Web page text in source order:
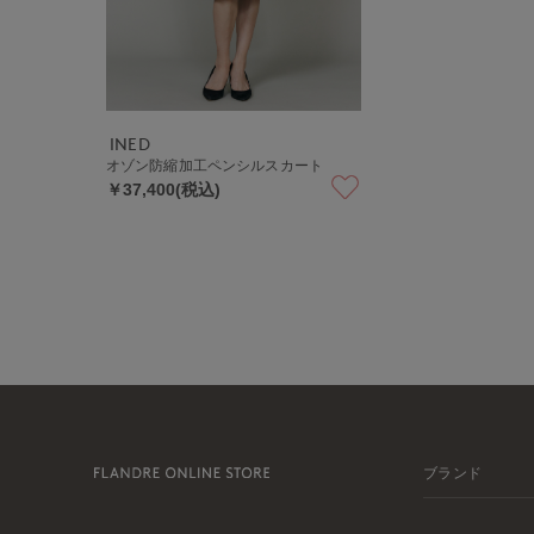
INED
オゾン防縮加工ペンシルスカート
￥37,400(税込)
ブランド